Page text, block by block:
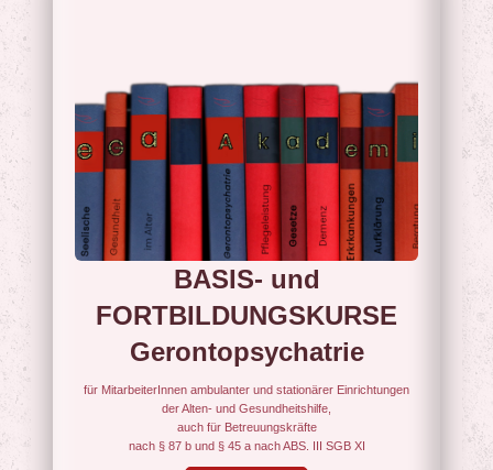
BASIS- und
FORTBILDUNGSKURSE
Gerontopsychatrie
für MitarbeiterInnen ambulanter und stationärer Einrichtungen
der Alten- und Gesundheitshilfe,
auch für Betreuungskräfte
nach § 87 b und § 45 a nach ABS. III SGB XI